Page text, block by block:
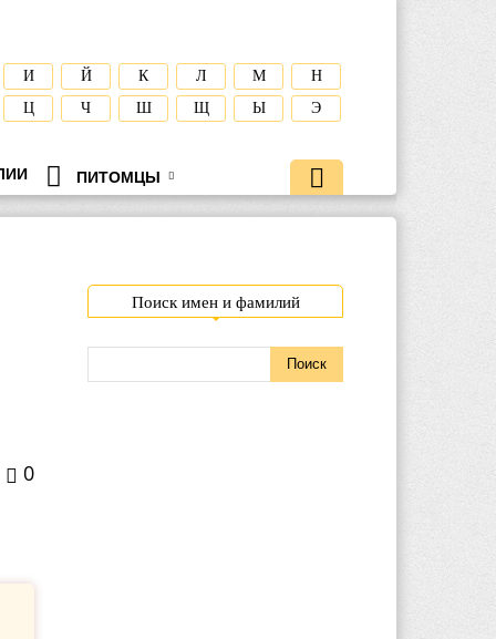
И Й К Л М
Н
Ц
Ч Ш Щ Ы Э
ПИТОМЦЫ
0
Поиск имен и фамилий